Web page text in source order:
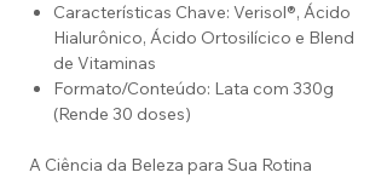
Características Chave: Verisol®, Ácido
Hialurônico, Ácido Ortosilícico e Blend
de Vitaminas
Formato/Conteúdo: Lata com 330g
(Rende 30 doses)
A Ciência da Beleza para Sua Rotina